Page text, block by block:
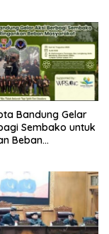
Bandung Gelar
Sembako untuk
Beban